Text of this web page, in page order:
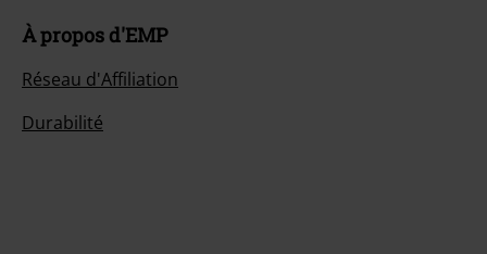
À propos d'EMP
Réseau d'Affiliation
Durabilité